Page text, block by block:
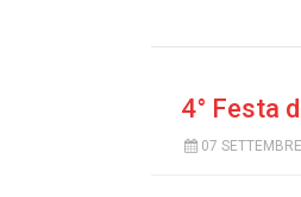
4° Festa
07